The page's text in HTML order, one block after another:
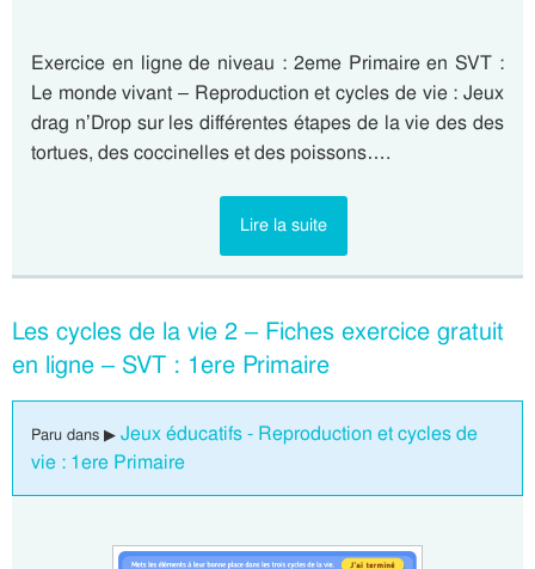
Exercice en ligne de niveau : 2eme Primaire en SVT :
Le monde vivant – Reproduction et cycles de vie : Jeux
drag n’Drop sur les différentes étapes de la vie des des
tortues, des coccinelles et des poissons….
Lire la suite
Les cycles de la vie 2 – Fiches exercice gratuit
en ligne – SVT : 1ere Primaire
Paru dans ▶ Jeux éducatifs - Reproduction et cycles de
vie : 1ere Primaire